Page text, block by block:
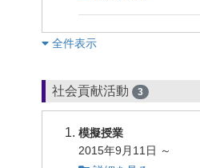
︎全件表示
社会貢献活動 3
模擬授業
2015年9月11日 ～